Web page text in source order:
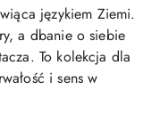
językiem Ziemi.
a dbanie o siebie
To kolekcja dla
i sens w